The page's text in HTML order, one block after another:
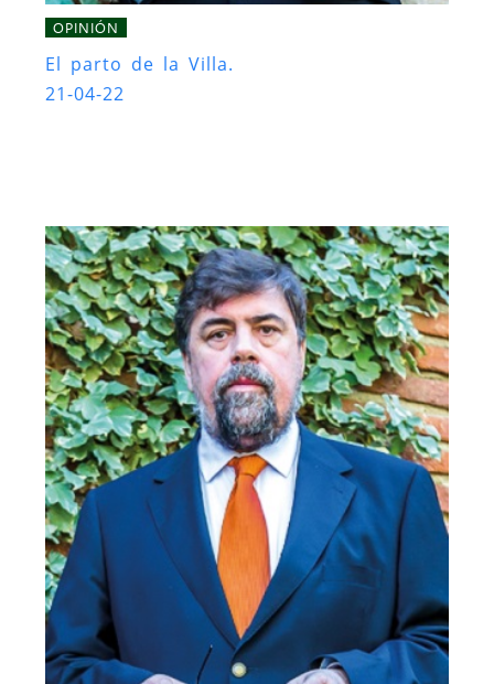
OPINIÓN
El parto de la Villa.
21-04-22